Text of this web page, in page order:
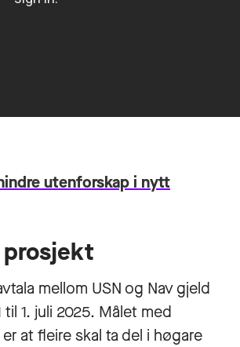
utenforskap i nytt
mellom USN og Nav gjeld
til 1. juli 2025. Målet med
at fleire skal ta del i høgare